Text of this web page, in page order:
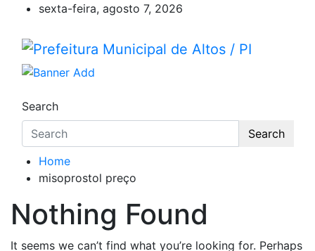
content
sexta-feira, agosto 7, 2026
Prefeitura Municipal de
Prefeitura Municipal de Altos – Piauí – Brasil
Search
Search
Home
misoprostol preço
Nothing Found
It seems we can’t find what you’re looking for. Perhaps